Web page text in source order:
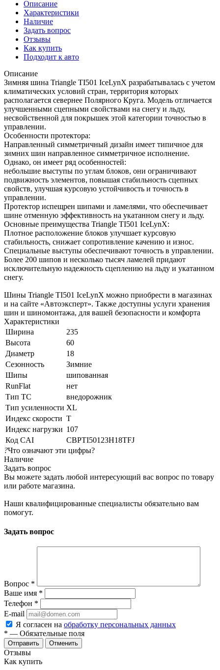
Описание
Характеристики
Наличие
Задать вопрос
Отзывы
Как купить
Подходит к авто
Описание
Зимняя шина Triangle TI501 IceLynX разрабатывалась с учетом
климатических условий стран, территория которых
располагается севернее Полярного Круга. Модель отличается
улучшенными сцепными свойствами на снегу и льду,
несвойственной для покрышек этой категории точностью в
управлении.
Особенности протектора:
Направленный симметричный дизайн имеет типичное для
зимних шин направленное симметричное исполнение.
Однако, он имеет ряд особенностей:
небольшие выступы по углам блоков, они ограничивают
подвижность элементов, повышая стабильность сцепных
свойств, улучшая курсовую устойчивость и точность в
управлении.
Протектор испещрен шипами и ламелями, что обеспечивает
шине отменную эффективность на укатанном снегу и льду.
Основные преимущества Triangle TI501 IceLynX:
Плотное расположение блоков улучшает курсовую
стабильность, снижает сопротивление качению и износ.
Специальные выступы обеспечивают точность в управлении.
Более 200 шипов и несколько тысяч ламелей придают
исключительную надежность сцеплению на льду и укатанном
снегу.
Шины Triangle TI501 IceLynX можно приобрести в магазинах
и на сайте «Автоэксперт». Также доступны услуги хранения
шин и шиномонтажа, для вашей безопасности и комфорта
Характеристики
Ширина
235
Высота
60
Диаметр
18
Сезонность
Зимние
Шипы
шипованная
RunFlat
нет
Тип ТС
внедорожник
Тип усиленности XL
Индекс скорости T
Индекс нагрузки 107
Код CAI
CBPTI50123H18TFJ
?Что означают эти цифры?
Наличие
Задать вопрос
Вы можете задать любой интересующий вас вопрос по товару
или работе магазина.
Наши квалифицированные специалисты обязательно вам
помогут.
Задать вопрос
Вопрос *
Ваше имя *
Телефон *
E-mail
Я согласен на обработку персональных данных
* — Обязательные поля
Отменить
Отзывы
Как купить